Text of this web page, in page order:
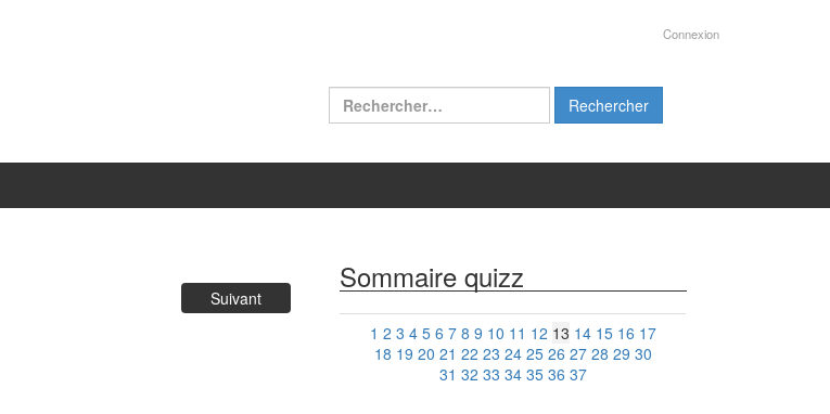
Connexion
Rechercher :
Suivant
Sommaire quizz
1 2 3 4 5 6 7 8 9 10 11 12 13 14 15 16 17
18 19 20 21 22 23 24 25 26 27 28 29 30
31 32 33 34 35 36 37